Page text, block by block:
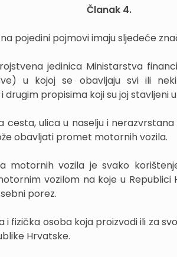
Članak 4.
pojedini pojmovi imaju sljedeće
jedinica Ministarstva
u kojoj se obavljaju svi ili
propisima koji su joj stavljeni
cesta, ulica u naselju i
obavljati promet motornih vozila.
motornih vozila je svako
vozilom na koje u Republici
porez.
i fizička osoba koja proizvodi ili za
Hrvatske.